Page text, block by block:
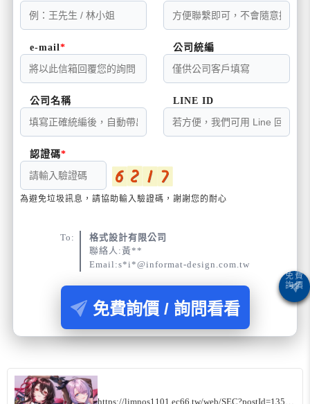
e-mail 公司統編
公司名稱 LINE ID
認證碼
為避免垃圾訊息，請協助輸入驗證碼，謝謝您的耐心
To:
格式設計有限公司
聯絡人:黃**
Email:s*i*@informat-design.com.tw
免費詢價 / 詢問看看
https://limnos1101.ec66.tw/web/SEC?postId=13568